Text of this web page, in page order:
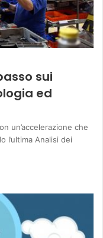
sui
ed
un’accelerazione che
l’ultima Analisi dei